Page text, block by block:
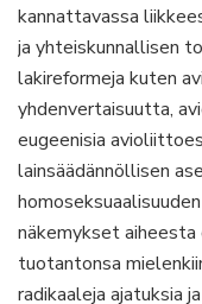
kannattavassa
ja yhteiskunnallisen
lakireformeja kuten
yhdenvertaisuutta,
eugeenisia
lainsäädännöllisen
näkemykset
tuotantonsa
radikaaleja ajatuksia